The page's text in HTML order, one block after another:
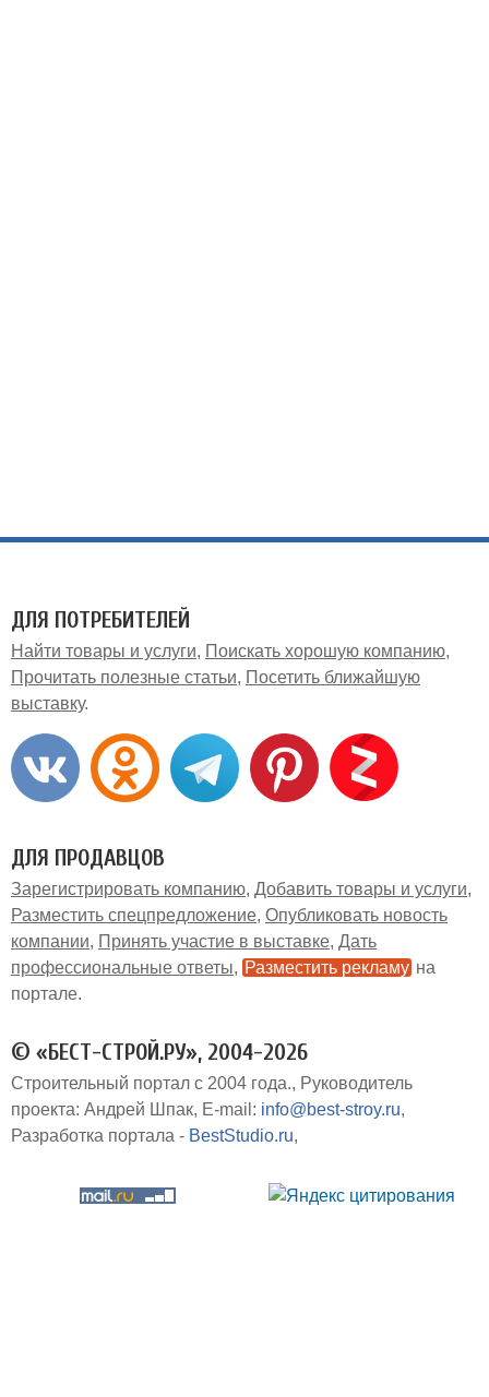
ДЛЯ ПОТРЕБИТЕЛЕЙ
Найти товары и услуги
Поискать хорошую компанию
Прочитать полезные статьи
Посетить ближайшую
выставку
ДЛЯ ПРОДАВЦОВ
Зарегистрировать компанию Добавить товары и услуги
Разместить спецпредложение Опубликовать новость
компании
Принять участие в выставке Дать
профессиональные ответы
Разместить рекламу на
портале
© «БЕСТ-СТРОЙ.РУ», 2004-2026
Строительный портал с 2004 года.
Руководитель
проекта: Андрей Шпак E-mail: info@best-stroy.ru
Разработка портала - BestStudio.ru